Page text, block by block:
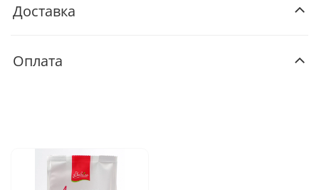
Доставка
Оплата